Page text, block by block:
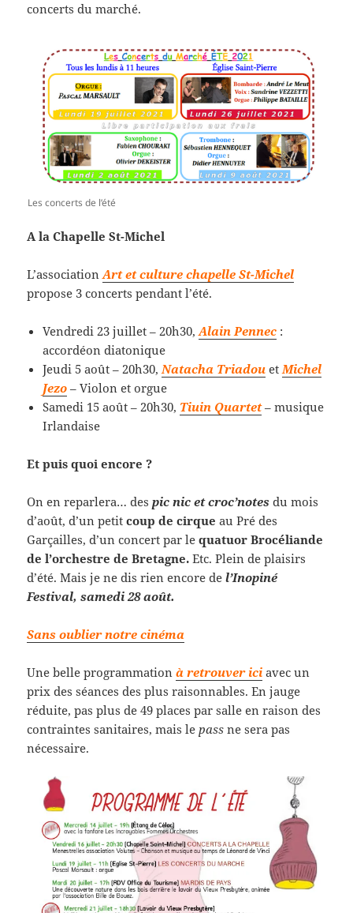
concerts du marché.
Les concerts de l’été
A la Chapelle St-Michel
L’associationArt et culture chapelle St-Michel
propose 3 concerts pendant l’été.
Vendredi 23 juillet – 20h30,Alain Pennec :
accordéon diatonique
Jeudi 5 août – 20h30, Natacha Triadou et Michel
Jezo – Violon et orgue
Samedi 15 août – 20h30, Tiuin Quartet– musique
Irlandaise
Et puis quoi encore ?
On en reparlera… despic nic et croc’notes du mois
d’août, d’un petitcoup de cirqueau Pré des
Garçailles, d’un concert par lequatuor Brocéliande
de l’orchestre de Bretagne.Etc. Plein de plaisirs
d’été. Mais je ne dis rien encore del’Inopiné
Festival, samedi 28 août.
Sans oublier notre cinéma
Une belle programmationà retrouver ici avec un
prix des séances des plus raisonnables. En jauge
réduite, pas plus de 49 places par salle en raison des
contraintes sanitaires, mais le pass ne sera pas
nécessaire.